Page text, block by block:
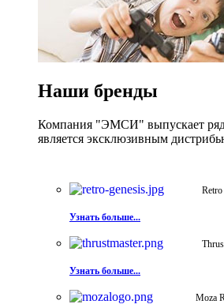
Наши бренды
Компания "ЭМСИ" выпускает ряд
является эксклюзивным
Узнать больше...
Узнать больше...
Moza